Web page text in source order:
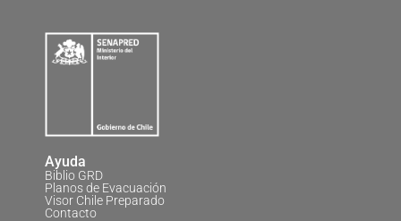
Ayuda
Biblio GRD
Planos de Evacuación
Visor Chile Preparado
Contacto